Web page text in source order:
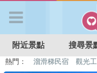
APP登入
附近景點 搜尋景
熱門： 特色遊戲場 親子